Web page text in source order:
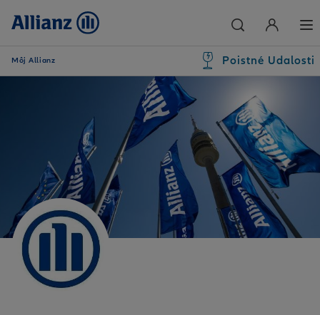
Môj Allianz Poistné Udalosti